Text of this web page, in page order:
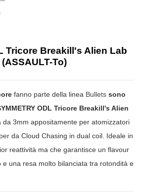
Tricore Breakill's Alien Lab
To)
fanno parte della linea Bullets sono
ODL Tricore Breakill's Alien
da 3mm appositamente per atomizzatori
da Cloud Chasing in dual coil. Ideale in
reattività ma che garantisce un flavour
una resa molto bilanciata tra rotondità e